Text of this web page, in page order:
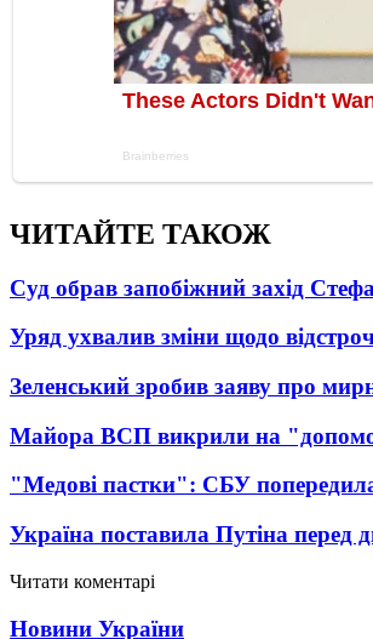
ЧИТАЙТЕ ТАКОЖ
Суд обрав запобіжний захід
Уряд ухвалив зміни щодо
Зеленський зробив заяву про
Майора ВСП викрили на
"Медові пастки": СБУ
Україна поставила Путіна перед
Читати коментарі
Новини України